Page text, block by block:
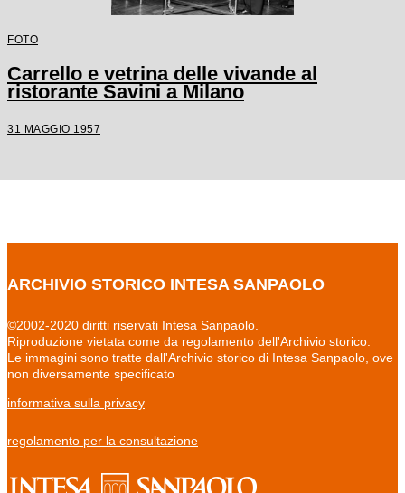
FOTO
Carrello e vetrina delle vivande al
ristorante Savini a Milano
31 MAGGIO 1957
ARCHIVIO STORICO INTESA SANPAOLO
©2002-2020 diritti riservati Intesa Sanpaolo.
Riproduzione vietata come da regolamento dell'Archivio storico.
Le immagini sono tratte dall'Archivio storico di Intesa Sanpaolo, ove
non diversamente specificato
informativa sulla privacy
regolamento per la consultazione